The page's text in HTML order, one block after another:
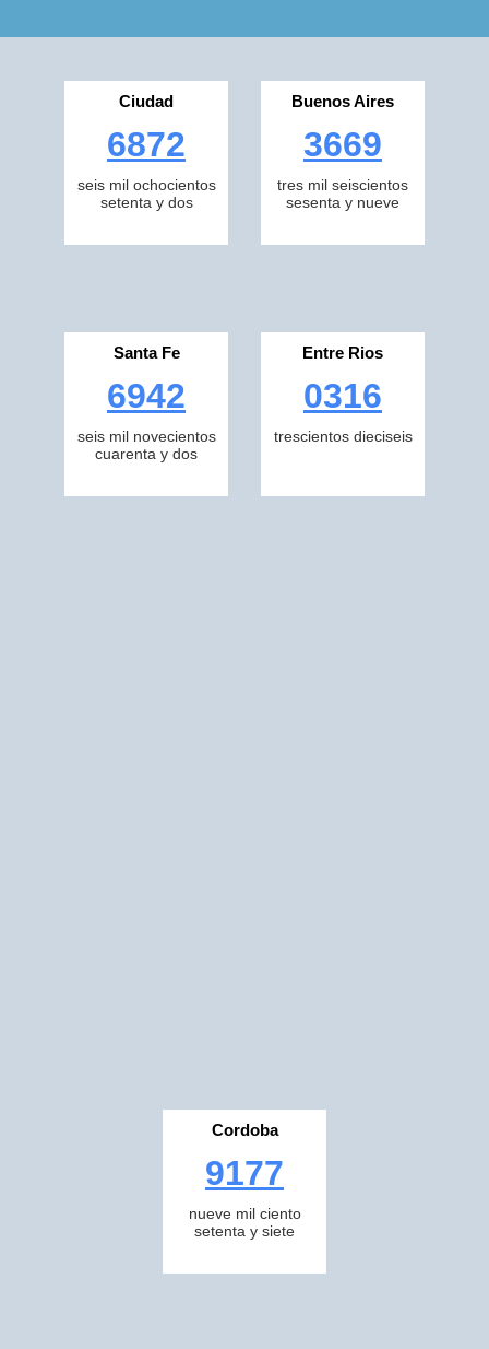
Ciudad
6872
seis mil ochocientos
setenta y dos
Buenos Aires
3669
tres mil seiscientos
sesenta y nueve
Santa Fe
6942
seis mil novecientos
cuarenta y dos
Entre Rios
0316
trescientos dieciseis
Cordoba
9177
nueve mil ciento
setenta y siete